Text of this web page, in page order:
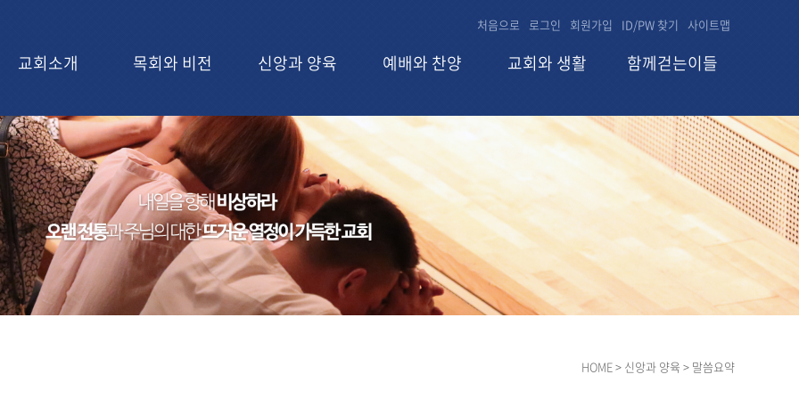
처음으로 로그인 회원가입 ID/PW 찾기 사이트맵
교회소개 목회와 비전 신앙과 양육 예배와 찬양 교회와 생활 함께걷는이들
HOME> 신앙과 양육 > 말씀요약